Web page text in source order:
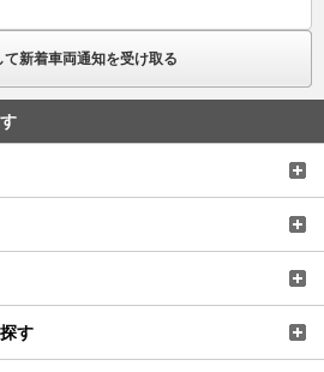
て新着車両通知を受け取る
す